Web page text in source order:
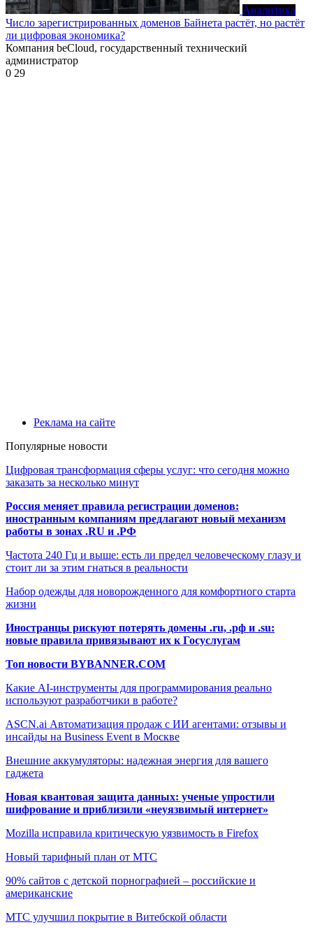
Аналитика
Число зарегистрированных доменов Байнета растёт, но растёт
ли цифровая экономика?
Компания beCloud, государственный технический
администратор
0 29
Реклама на сайте
Популярные новости
Цифровая трансформация сферы услуг: что сегодня можно
заказать за несколько минут
Россия меняет правила регистрации доменов:
иностранным компаниям предлагают новый механизм
работы в зонах .RU и .РФ
Частота 240 Гц и выше: есть ли предел человеческому глазу и
стоит ли за этим гнаться в реальности
Набор одежды для новорожденного для комфортного старта
жизни
Иностранцы рискуют потерять домены .ru, .рф и .su:
новые правила привязывают их к Госуслугам
Топ новости BYBANNER.COM
Какие AI-инструменты для программирования реально
используют разработчики в работе?
ASCN.ai Автоматизация продаж с ИИ агентами: отзывы и
инсайды на Business Event в Москве
Внешние аккумуляторы: надежная энергия для вашего
гаджета
Новая квантовая защита данных: ученые упростили
шифрование и приблизили «неуязвимый интернет»
Mozilla исправила критическую уязвимость в Firefox
Новый тарифный план от МТС
90% сайтов с детской порнографией – российские и
американские
МТС улучшил покрытие в Витебской области